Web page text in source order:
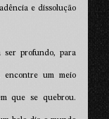
e dissolução
ser profundo, para
encontre um meio
que se quebrou.